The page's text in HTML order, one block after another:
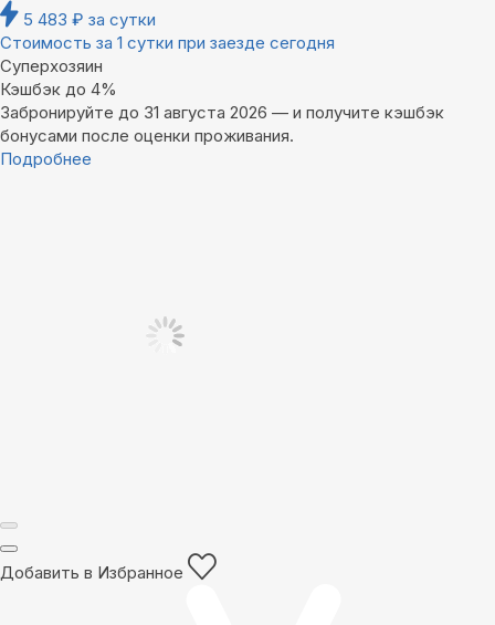
5 483 ₽ за сутки
Стоимость за 1 сутки при заезде сегодня
Суперхозяин
Кэшбэк до 4%
Забронируйте до 31 августа 2026 — и получите кэшбэк
бонусами после оценки проживания.
Подробнее
Добавить в Избранное